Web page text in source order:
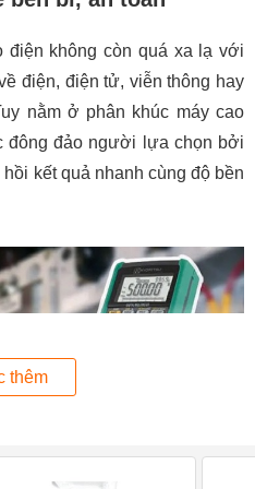
điện không còn quá xa lạ với
điện, điện tử, viễn thông hay
nằm ở phân khúc máy cao
đông đảo người lựa chọn bởi
kết quả nhanh cùng độ bền
1062 được thiết kế bền bỉ.
thêm